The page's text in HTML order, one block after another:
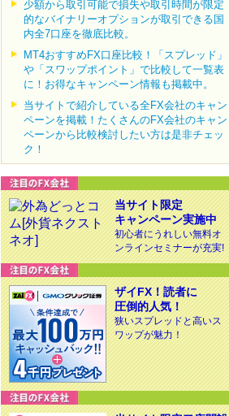
少額から取引可能で損失や取引時間が限定
的なバイナリーオプションが取引できる国
内全7口座を徹底比較。
MT4おすすめFX口座比較！「スプレッド」
や「スワップポイント」で比較して一覧表
に！お得なキャンペーン情報も掲載中。
当サイトで紹介している全FX会社のキャン
ペーンを掲載！たくさんのFX会社のキャン
ペーンから比較検討したい方は是非チェッ
ク！
当サイト限定
キャンペーン実施中
初心者にうれしい無料オ
ンラインセミナーが充実!
ザイFX！読者に
圧倒的人気！
狭いスプレッドと高いス
ワップが魅力！